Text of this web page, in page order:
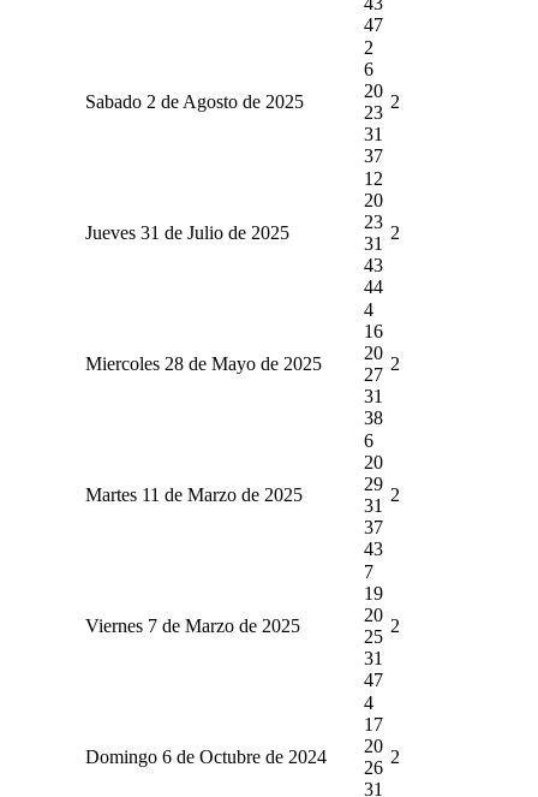
47
Sabado 2 de Agosto de 2025
2
6
20
23
31
37
2
Jueves 31 de Julio de 2025
12
20
23
31
43
44
2
Miercoles 28 de Mayo de 2025
4
16
20
27
31
38
2
Martes 11 de Marzo de 2025
6
20
29
31
37
43
2
Viernes 7 de Marzo de 2025
7
19
20
25
31
47
2
Domingo 6 de Octubre de 2024
4
17
20
26
31
2